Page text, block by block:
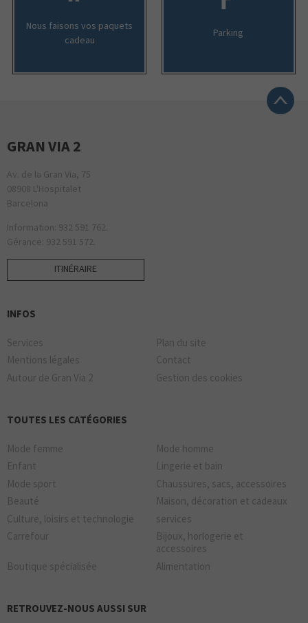
Nous faisons vos paquets
cadeau
Parking
GRAN VIA 2
Av. de la Gran Via, 75
08908 L'Hospitalet
Barcelona
Information: 932 591 762.
Gérance: 932 591 572.
ITINÉRAIRE
INFOS
Services
Plan du site
Mentions légales
Contact
Autour de Gran Via 2
Gestion des cookies
TOUTES LES CATÉGORIES
Mode femme
Mode homme
Enfant
Lingerie et bain
Mode sport
Chaussures, sacs, accessoires
Beauté
Maison, décoration et cadeaux
Culture, loisirs et technologie
services
Carrefour
Bijoux, horlogerie et
accessoires
Boutique spécialisée
Alimentation
RETROUVEZ-NOUS AUSSI SUR